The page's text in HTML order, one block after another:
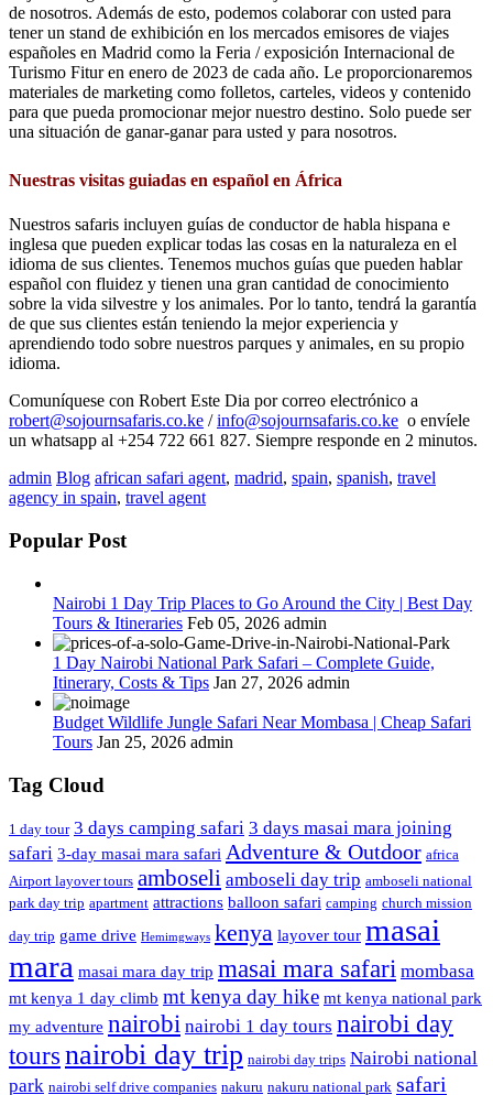
de nosotros. Además de esto, podemos colaborar con usted para
tener un stand de exhibición en los mercados emisores de viajes
españoles en Madrid como la Feria / exposición Internacional de
Turismo Fitur en enero de 2023 de cada año. Le proporcionaremos
materiales de marketing como folletos, carteles, videos y contenido
para que pueda promocionar mejor nuestro destino. Solo puede ser
una situación de ganar-ganar para usted y para nosotros.
Nuestras visitas guiadas en español en África
Nuestros safaris incluyen guías de conductor de habla hispana e
inglesa que pueden explicar todas las cosas en la naturaleza en el
idioma de sus clientes. Tenemos muchos guías que pueden hablar
español con fluidez y tienen una gran cantidad de conocimiento
sobre la vida silvestre y los animales. Por lo tanto, tendrá la garantía
de que sus clientes están teniendo la mejor experiencia y
aprendiendo todo sobre nuestros parques y animales, en su propio
idioma.
Comuníquese con Robert Este Dia por correo electrónico a
robert@sojournsafaris.co.ke /info@sojournsafaris.co.ke o envíele
un whatsapp al +254 722 661 827. Siempre responde en 2 minutos.
admin Blog african safari agent, madrid, spain, spanish, travel
agency in spain, travel agent
Popular Post
Nairobi 1 Day Trip Places to Go Around the City | Best Day
Tours & Itineraries Feb 05, 2026 admin
1 Day Nairobi National Park Safari – Complete Guide,
Itinerary, Costs & Tips Jan 27, 2026 admin
Budget Wildlife Jungle Safari Near Mombasa | Cheap Safari
Tours Jan 25, 2026 admin
Tag Cloud
1 day tour 3 days camping safari 3 days masai mara joining
safari 3-day masai mara safari Adventure & Outdoor africa
Airport layover tours amboseli amboseli day trip amboseli national
park day trip apartment attractions balloon safari camping church mission
day trip game drive Hemimgways kenya layover tour masai
mara masai mara day trip masai mara safari mombasa
mt kenya 1 day climb mt kenya day hike mt kenya national park
my adventure nairobi nairobi 1 day tours nairobi day
toursnairobi day trip nairobi day trips Nairobi national
park nairobi self drive companies nakuru nakuru national park safari